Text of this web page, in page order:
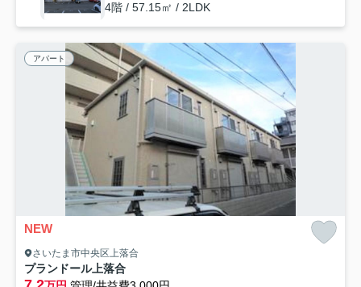
4階 / 57.15㎡ / 2LDK
アパート
NEW
さいたま市中央区上落合
プランドール上落合